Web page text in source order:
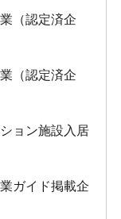
（認定済企
（認定済企
ョン施設入居
ガイド掲載企